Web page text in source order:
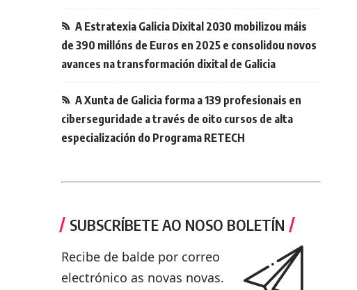
A Estratexia Galicia Dixital 2030 mobilizou máis
de 390 millóns de Euros en 2025 e consolidou novos
avances na transformación dixital de Galicia
A Xunta de Galicia forma a 139 profesionais en
ciberseguridade a través de oito cursos de alta
especialización do Programa RETECH
SUBSCRÍBETE AO NOSO BOLETÍN
Recibe de balde por correo
electrónico as novas novas.